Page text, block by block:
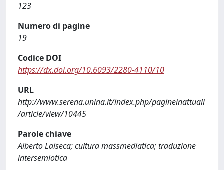
123
Numero di pagine
19
Codice DOI
https://dx.doi.org/10.6093/2280-4110/10
URL
http://www.serena.unina.it/index.php/pagineinattuali
/article/view/10445
Parole chiave
Alberto Laiseca; cultura massmediatica; traduzione
intersemiotica